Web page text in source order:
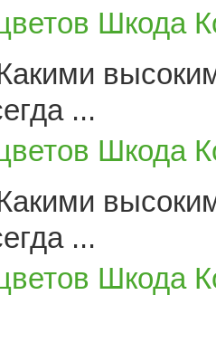
Шкода
...
Шкода
...
Шкода